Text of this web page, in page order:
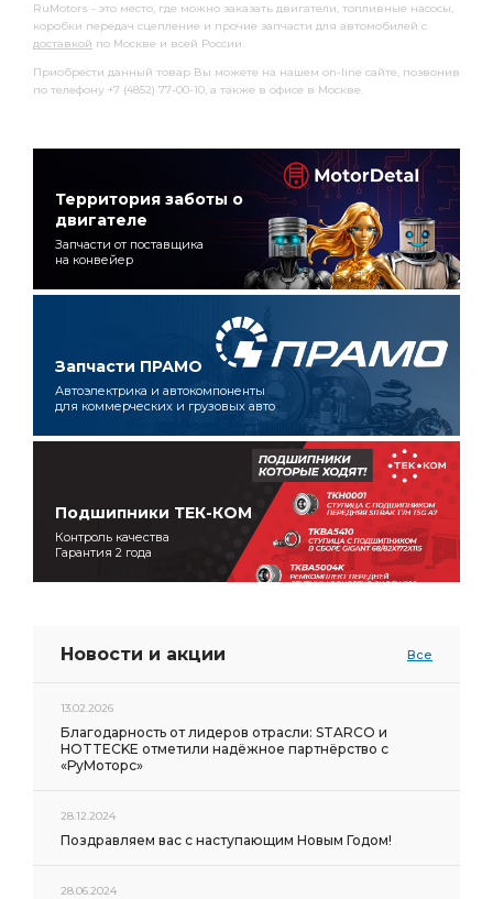
RuMotors - это место, где можно заказать двигатели, топливные насосы,
коробки передач сцепление и прочие запчасти для автомобилей с
доставкой по Москве и всей России.
Приобрести данный товар Вы можете на нашем on-line сайте, позвонив
по телефону +7 (4852) 77-00-10, а также в офисе в Москве.
Территория заботы о
двигателе
Запчасти от поставщика
на конвейер
Запчасти ПРАМО
Автоэлектрика и автокомпоненты
для коммерческих и грузовых авто
Подшипники ТЕК-КОМ
Контроль качества
Гарантия 2 года
Новости и акции Все
13.02.2026
Благодарность от лидеров отрасли: STARCO и
HOTTECKE отметили надёжное партнёрство с
«РуМоторс»
28.12.2024
Поздравляем вас с наступающим Новым Годом!
28.06.2024